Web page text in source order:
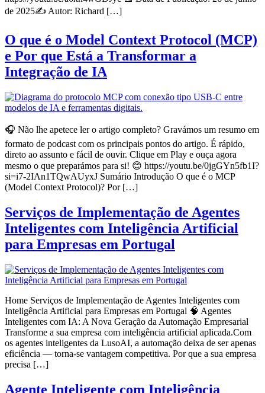
de 2025✍️ Autor: Richard […]
O que é o Model Context Protocol (MCP)
e Por que Está a Transformar a
Integração de IA
🎧 Não lhe apetece ler o artigo completo? Gravámos um resumo em
formato de podcast com os principais pontos do artigo. É rápido,
direto ao assunto e fácil de ouvir. Clique em Play e ouça agora
mesmo o que preparámos para si! 😊 https://youtu.be/0jgGYn5fb1I?
si=i7-2IAn1TQwAUyxJ Sumário Introdução O que é o MCP
(Model Context Protocol)? Por […]
Serviços de Implementação de Agentes
Inteligentes com Inteligência Artificial
para Empresas em Portugal
Home Serviços de Implementação de Agentes Inteligentes com
Inteligência Artificial para Empresas em Portugal 🧠 Agentes
Inteligentes com IA: A Nova Geração da Automação Empresarial
Transforme a sua empresa com inteligência artificial aplicada.Com
os agentes inteligentes da LusoAI, a automação deixa de ser apenas
eficiência — torna-se vantagem competitiva. Por que a sua empresa
precisa […]
Agente Inteligente com Inteligência